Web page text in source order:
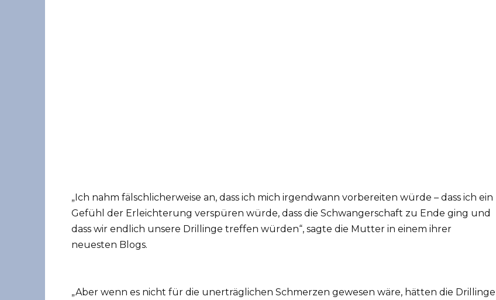
„Ich nahm fälschlicherweise an, dass ich mich irgendwann vorbereiten würde – dass ich ein
Gefühl der Erleichterung verspüren würde, dass die Schwangerschaft zu Ende ging und
dass wir endlich unsere Drillinge treffen würden“, sagte die Mutter in einem ihrer
neuesten Blogs.
„Aber wenn es nicht für die unerträglichen Schmerzen gewesen wäre, hätten die Drillinge